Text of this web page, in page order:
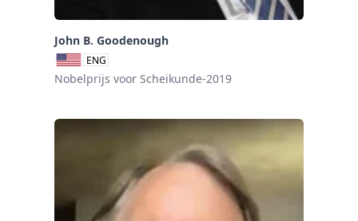
John B. Goodenough
ENG
Nobelprijs voor Scheikunde-2019